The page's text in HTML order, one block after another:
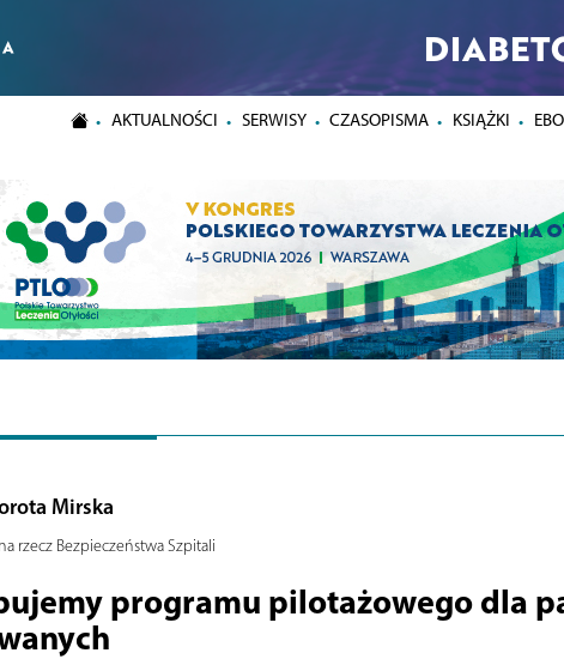
AKTUALNOŚCI SERWISY CZASOPISMA KSIĄŻKI
Mirska
rzecz Bezpieczeństwa Szpitali
programu pilotażowego dla